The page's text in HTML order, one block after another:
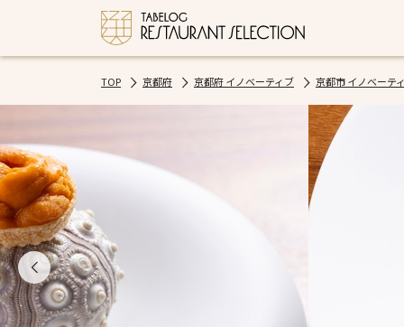
TOP 京都府 京都府 イノベーティブ 京都市 イノベーテ